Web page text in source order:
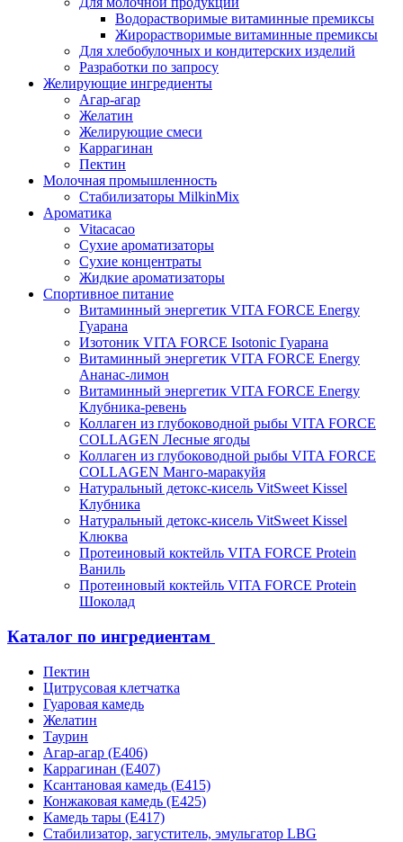
Водорастворимые витаминные премиксы
Жирорастворимые витаминные премиксы
Для хлебобулочных и кондитерских изделий
Разработки по запросу
Желирующие ингредиенты
Агар-агар
Желатин
Желирующие смеси
Каррагинан
Пектин
Молочная промышленность
Стабилизаторы MilkinMix
Ароматика
Vitacacao
Сухие ароматизаторы
Сухие концентраты
Жидкие ароматизаторы
Спортивное питание
Витаминный энергетик VITA FORCE Energy
Гуарана
Изотоник VITA FORCE Isotonic Гуарана
Витаминный энергетик VITA FORCE Energy
Ананас-лимон
Витаминный энергетик VITA FORCE Energy
Клубника-ревень
Коллаген из глубоководной рыбы VITA FORCE
COLLAGEN Лесные ягоды
Коллаген из глубоководной рыбы VITA FORCE
COLLAGEN Манго-маракуйя
Натуральный детокс-кисель VitSweet Kissel
Клубника
Натуральный детокс-кисель VitSweet Kissel
Клюква
Протеиновый коктейль VITA FORCE Protein
Ваниль
Протеиновый коктейль VITA FORCE Protein
Шоколад
Каталог по ингредиентам
Пектин
Цитрусовая клетчатка
Гуаровая камедь
Желатин
Таурин
Агар-агар (Е406)
Каррагинан (Е407)
Ксантановая камедь (Е415)
Конжаковая камедь (Е425)
Камедь тары (Е417)
Стабилизатор, загуститель, эмульгатор LBG